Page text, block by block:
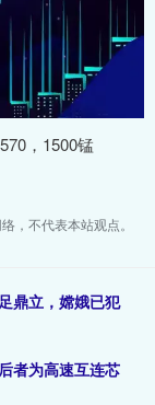
，1500锰
，不代表本站观点。
鼎立，嫦娥已犯
者为高速互连芯